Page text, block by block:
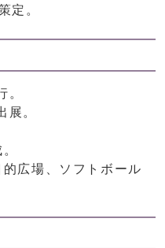
定。
。
。
広場、ソフトボール